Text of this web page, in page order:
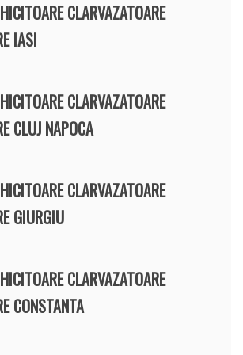
CLARVAZATOARE
IASI
CLARVAZATOARE
CLUJ NAPOCA
CLARVAZATOARE
GIURGIU
CLARVAZATOARE
CONSTANTA